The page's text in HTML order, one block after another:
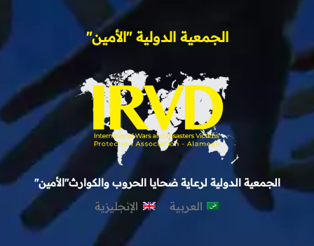
الجمعية الدولية "الأمين"
الجمعية الدولية لرعاية ضحايا الحروب والكوارث"الأمين"
العربية الإنجليزية